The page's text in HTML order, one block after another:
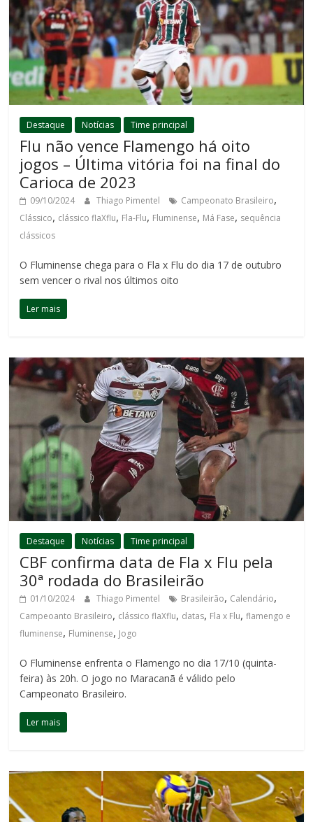
Destaque Notícias Time principal
Flu não vence Flamengo há oito
jogos – Última vitória foi na final do
Carioca de 2023
09/10/2024 Thiago Pimentel Campeonato Brasileiro,
Clássico, clássico flaXflu, Fla-Flu, Fluminense, Má Fase, sequência
clássicos
O Fluminense chega para o Fla x Flu do dia 17 de outubro
sem vencer o rival nos últimos oito
Ler mais
Destaque Notícias Time principal
CBF confirma data de Fla x Flu pela
30ª rodada do Brasileirão
01/10/2024 Thiago Pimentel Brasileirão, Calendário,
Campeoanto Brasileiro, clássico flaXflu, datas, Fla x Flu,flamengo e
fluminense, Fluminense, Jogo
O Fluminense enfrenta o Flamengo no dia 17/10 (quinta-
feira) às 20h. O jogo no Maracanã é válido pelo
Campeonato Brasileiro.
Ler mais